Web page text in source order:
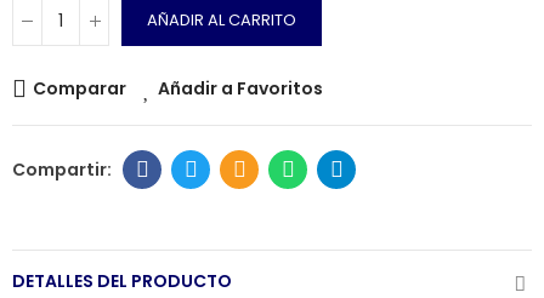
AÑADIR AL CARRITO
Comparar Añadir a Favoritos
DETALLES DEL PRODUCTO